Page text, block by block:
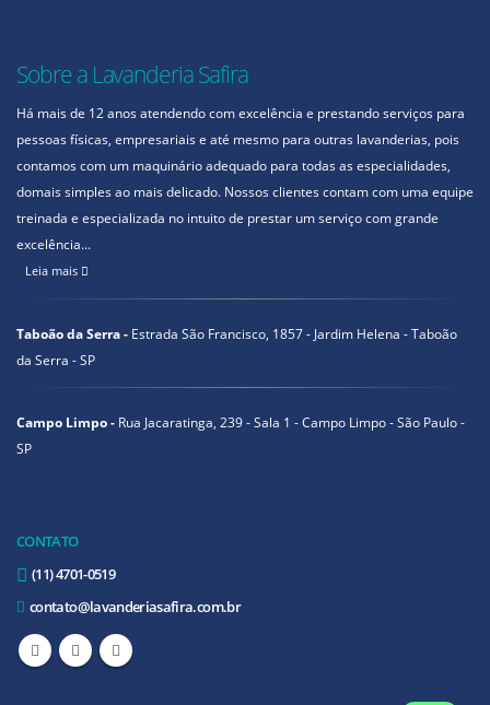
Sobre a Lavanderia Safira
Há mais de 12 anos atendendo com excelência e prestando serviços para
pessoas físicas, empresariais e até mesmo para outras lavanderias, pois
contamos com um maquinário adequado para todas as especialidades,
domais simples ao mais delicado. Nossos clientes contam com uma equipe
treinada e especializada no intuito de prestar um serviço com grande
excelência...
Leia mais
Taboão da Serra - Estrada São Francisco, 1857 - Jardim Helena - Taboão
da Serra - SP
Campo Limpo - Rua Jacaratinga, 239 - Sala 1 - Campo Limpo - São Paulo -
SP
CONTATO
(11) 4701-0519
contato@lavanderiasafira.com.br